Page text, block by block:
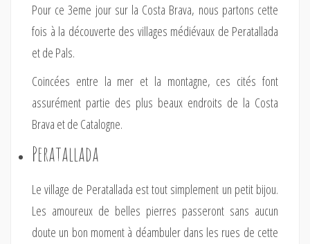
Pour ce 3eme jour sur la Costa Brava, nous partons cette
fois à la découverte des villages médiévaux de Peratallada
et de Pals.
Coincées entre la mer et la montagne, ces cités font
assurément partie des plus beaux endroits de la Costa
Brava et de Catalogne.
Peratallada
Le village de Peratallada est tout simplement un petit bijou.
Les amoureux de belles pierres passeront sans aucun
doute un bon moment à déambuler dans les rues de cette